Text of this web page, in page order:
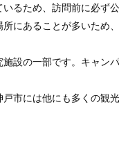
るため、訪問前に必ず
所にあることが多いた
施設の一部です。キャ
戸市には他にも多くの観